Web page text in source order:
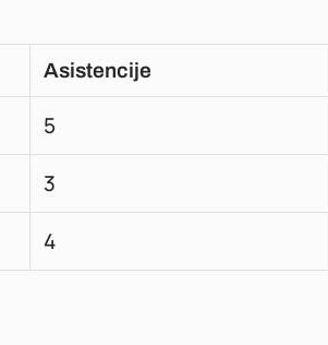
Asistencije
5
3
4